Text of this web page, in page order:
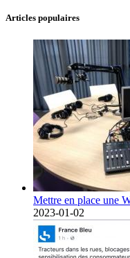
Articles populaires
Mettre en place une
2023-01-02